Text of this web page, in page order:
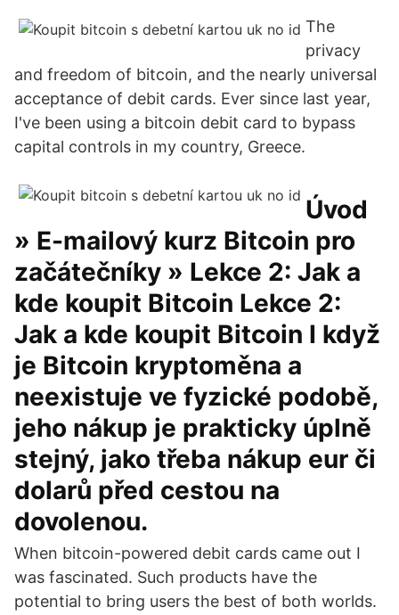
The
privacy
and freedom of bitcoin, and the nearly universal
acceptance of debit cards. Ever since last year,
I've been using a bitcoin debit card to bypass
capital controls in my country, Greece.
Úvod
» E-mailový kurz Bitcoin pro
začátečníky » Lekce 2: Jak a
kde koupit Bitcoin Lekce 2:
Jak a kde koupit Bitcoin I když
je Bitcoin kryptoměna a
neexistuje ve fyzické podobě,
jeho nákup je prakticky úplně
stejný, jako třeba nákup eur či
dolarů před cestou na
dovolenou.
When bitcoin-powered debit cards came out I
was fascinated. Such products have the
potential to bring users the best of both worlds.